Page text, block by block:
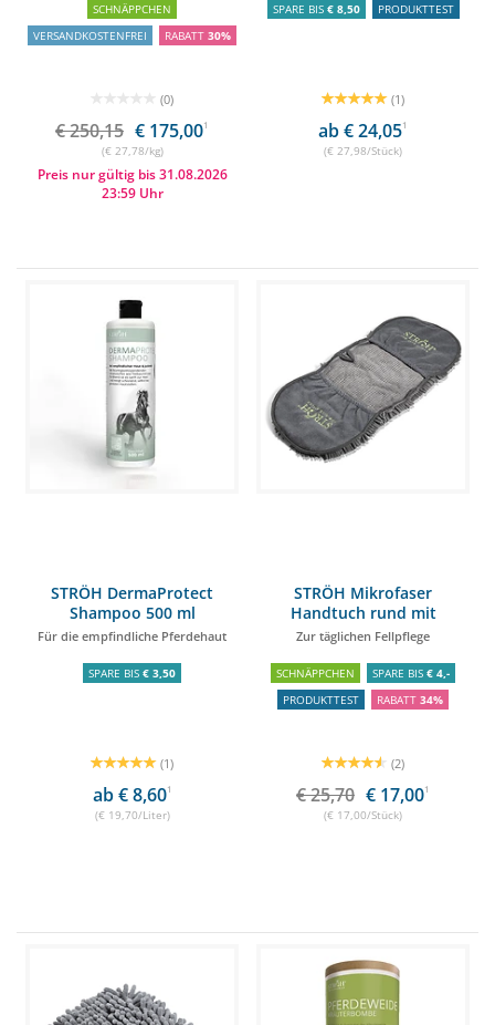
SCHNÄPPCHEN
VERSANDKOSTENFREI
RABATT 30%
(0)
€ 250,15 € 175,001
(€ 27,78/kg)
Preis nur gültig bis 31.08.2026
23:59 Uhr
SPARE BIS € 8,50 PRODUKTTEST
(1)
ab € 24,051
(€ 27,98/Stück)
STRÖH DermaProtect
Shampoo 500 ml
Für die empfindliche Pferdehaut
SPARE BIS € 3,50
(1)
ab € 8,601
(€ 19,70/Liter)
STRÖH Mikrofaser
Handtuch rund mit
Handtaschen
Zur täglichen Fellpflege
SCHNÄPPCHEN SPARE BIS € 4,-
PRODUKTTEST
RABATT 34%
(2)
€ 25,70 € 17,001
(€ 17,00/Stück)